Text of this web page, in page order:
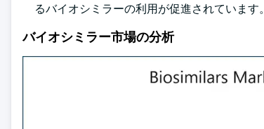
るバイオシミラーの利用が促進されています。
バイオシミラー市場の分析